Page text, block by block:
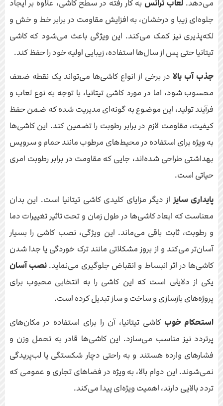
می‌دهد. لعاب ترانس به کار رفته در سطح کاشی، علاوه بر ایجاد
جلوه‌ای زیبا و درخشان، به افزایش مقاومت در برابر خط و خش و
لکه‌پذیری نیز کمک می‌کند. این ویژگی باعث می‌شود که کاشی
تیتانیا حتی پس از سال‌ها استفاده، زیبایی اولیه خود را حفظ کند.
جذب آب بالادر برخی از انواع کاشی‌ها می‌تواند یک نقطه ضعف
محسوب شود، اما در مورد کاشی تیتانیا، با توجه به نوع لعاب و
فرآیند تولید، این موضوع به گونه‌ای مدیریت شده که ضمن حفظ
کیفیت، مقاومت لازم در برابر رطوبت را تضمین کند. این کاشی‌ها
به ویژه برای استفاده در محیط‌های مرطوب مانند حمام و سرویس
بهداشتی طراحی شده‌اند، جایی که مقاومت در برابر رطوبت امری
حیاتی است.
پایداری سایزاز دیگر مزایای کلیدی کاشی تیتانیا است. این بدان
معناست که ابعاد کاشی‌ها در طول زمان و تحت تاثیر تغییرات دما
و رطوبت، ثابت باقی می‌ماند. این ویژگی، نصب کاشی را بسیار
آسان‌تر می‌کند و از بروز مشکلاتی مانند ترک خوردگی یا جدا شدن
کاشی‌ها در اثر انبساط و انقباض جلوگیری می‌نماید.نصب آسان
یکی از دلایلی است که این کاشی را به انتخابی محبوب برای
پروژه‌های بازسازی و ساخت و ساز تبدیل کرده است.
استحکام خوب کاشی تیتانیا، آن را برای استفاده در مکان‌های
پرتردد نیز مناسب می‌سازد. این کاشی‌ها قادر به تحمل وزن و
فشارهای وارده هستند و به راحتی دچار شکستگی یا لب‌پریدگی
نمی‌شوند. این دوام بالا، به ویژه در فضاهای تجاری و عمومی که
تردد بالایی دارند، اهمیت ویژه‌ای پیدا می‌کند.